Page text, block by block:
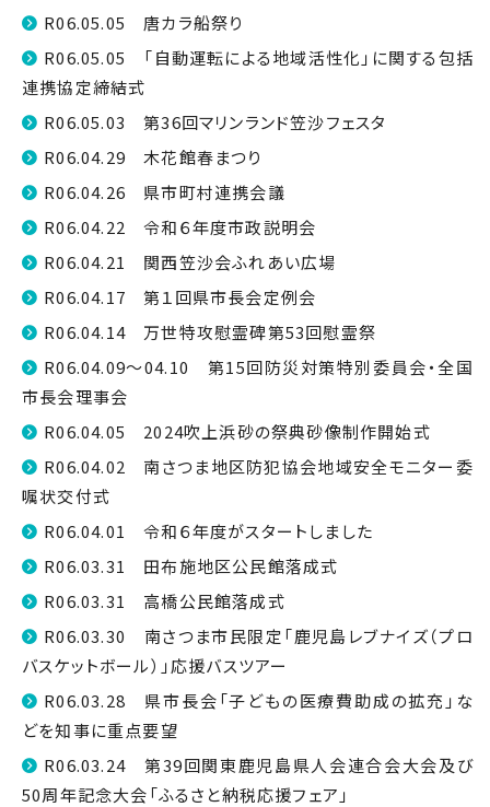
R06.05.05 唐カラ船祭り
R06.05.05 「自動運転による地域活性化」に関する包括
連携協定締結式
R06.05.03 第36回マリンランド笠沙フェスタ
R06.04.29 木花館春まつり
R06.04.26 県市町村連携会議
R06.04.22 令和６年度市政説明会
R06.04.21 関西笠沙会ふれあい広場
R06.04.17 第１回県市長会定例会
R06.04.14 万世特攻慰霊碑第53回慰霊祭
R06.04.09～04.10 第15回防災対策特別委員会・全国
市長会理事会
R06.04.05 2024吹上浜砂の祭典砂像制作開始式
R06.04.02 南さつま地区防犯協会地域安全モニター委
嘱状交付式
R06.04.01 令和６年度がスタートしました
R06.03.31 田布施地区公民館落成式
R06.03.31 高橋公民館落成式
R06.03.30 南さつま市民限定「鹿児島レブナイズ（プロ
バスケットボール）」応援バスツアー
R06.03.28 県市長会「子どもの医療費助成の拡充」な
どを知事に重点要望
R06.03.24 第39回関東鹿児島県人会連合会大会及び
50周年記念大会「ふるさと納税応援フェア」